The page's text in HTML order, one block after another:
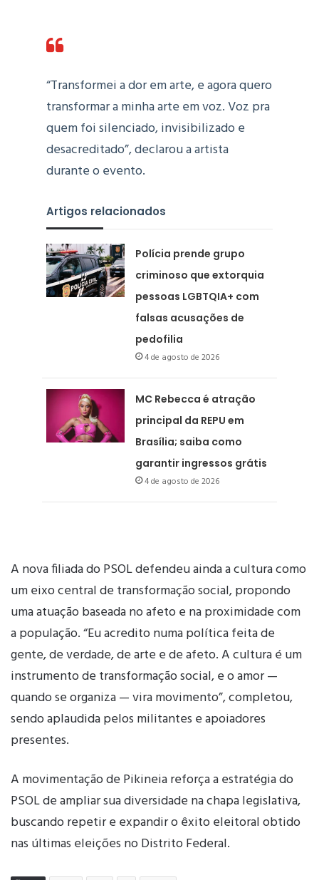
“Transformei a dor em arte, e agora quero
transformar a minha arte em voz. Voz pra
quem foi silenciado, invisibilizado e
desacreditado”, declarou a artista
durante o evento.
Artigos relacionados
Polícia prende grupo
criminoso que extorquia
pessoas LGBTQIA+ com
falsas acusações de
pedofilia
4 de agosto de 2026
MC Rebecca é atração
principal da REPU em
Brasília; saiba como
garantir ingressos grátis
4 de agosto de 2026
A nova filiada do PSOL defendeu ainda a cultura como
um eixo central de transformação social, propondo
uma atuação baseada no afeto e na proximidade com
a população. “Eu acredito numa política feita de
gente, de verdade, de arte e de afeto. A cultura é um
instrumento de transformação social, e o amor —
quando se organiza — vira movimento”, completou,
sendo aplaudida pelos militantes e apoiadores
presentes.
A movimentação de Pikineia reforça a estratégia do
PSOL de ampliar sua diversidade na chapa legislativa,
buscando repetir e expandir o êxito eleitoral obtido
nas últimas eleições no Distrito Federal.